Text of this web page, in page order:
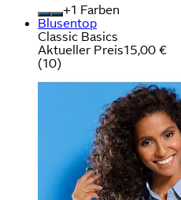
+
Farben
Blusentop
Classic Basics
Aktueller Preis15,00 €
(10)